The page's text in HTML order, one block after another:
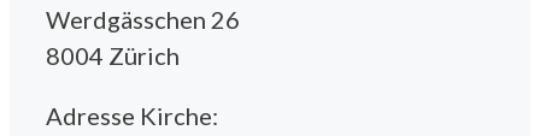
Werdgässchen 26
8004 Zürich
Adresse Kirche: